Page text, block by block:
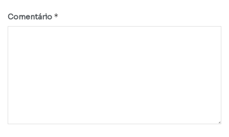
Comentário *